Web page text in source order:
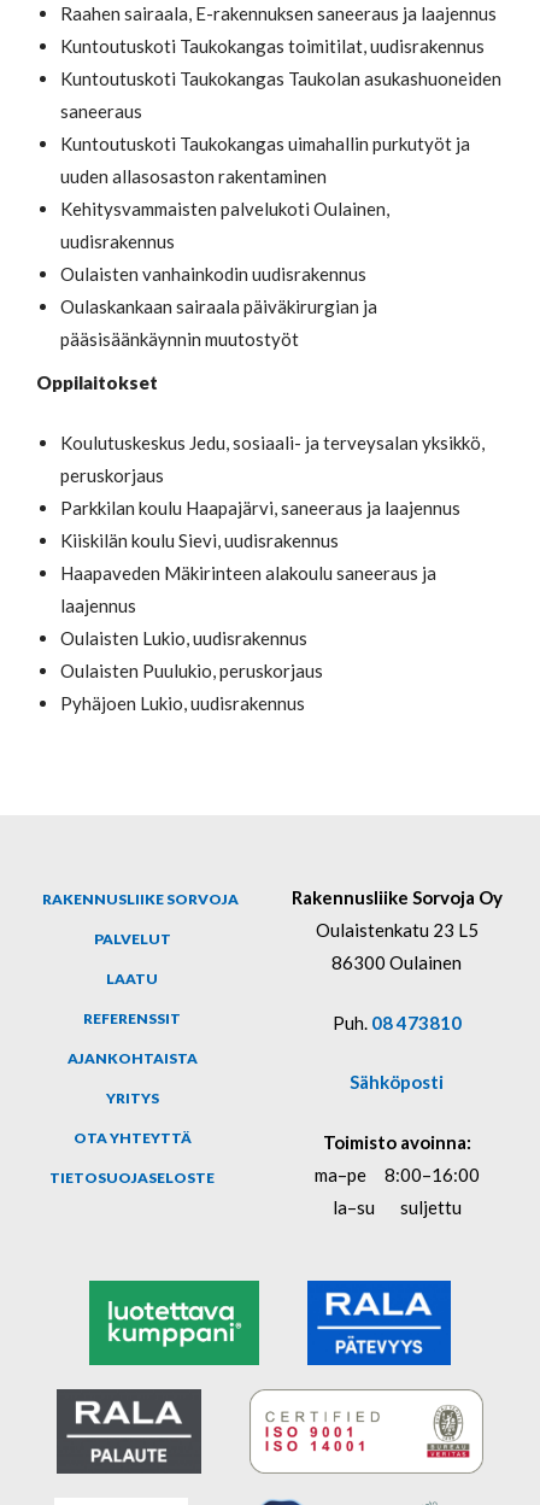
Raahen sairaala, E-rakennuksen saneeraus ja laajennus
Kuntoutuskoti Taukokangas toimitilat, uudisrakennus
Kuntoutuskoti Taukokangas Taukolan asukashuoneiden
saneeraus
Kuntoutuskoti Taukokangas uimahallin purkutyöt ja
uuden allasosaston rakentaminen
Kehitysvammaisten palvelukoti Oulainen,
uudisrakennus
Oulaisten vanhainkodin uudisrakennus
Oulaskankaan sairaala päiväkirurgian ja
pääsisäänkäynnin muutostyöt
Oppilaitokset
Koulutuskeskus Jedu, sosiaali- ja terveysalan yksikkö,
peruskorjaus
Parkkilan koulu Haapajärvi, saneeraus ja laajennus
Kiiskilän koulu Sievi, uudisrakennus
Haapaveden Mäkirinteen alakoulu saneeraus ja
laajennus
Oulaisten Lukio, uudisrakennus
Oulaisten Puulukio, peruskorjaus
Pyhäjoen Lukio, uudisrakennus
RAKENNUSLIIKE SORVOJA
PALVELUT
LAATU
REFERENSSIT
AJANKOHTAISTA
YRITYS
OTA YHTEYTTÄ
TIETOSUOJASELOSTE
Rakennusliike Sorvoja Oy
Oulaistenkatu 23 L5
86300 Oulainen
Puh. 08 473810
Sähköposti
Toimisto avoinna:
ma–pe
8:00–16:00
la–su
suljettu